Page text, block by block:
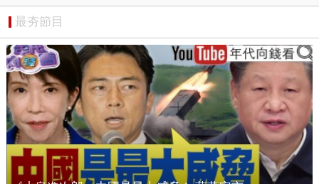
最夯節目